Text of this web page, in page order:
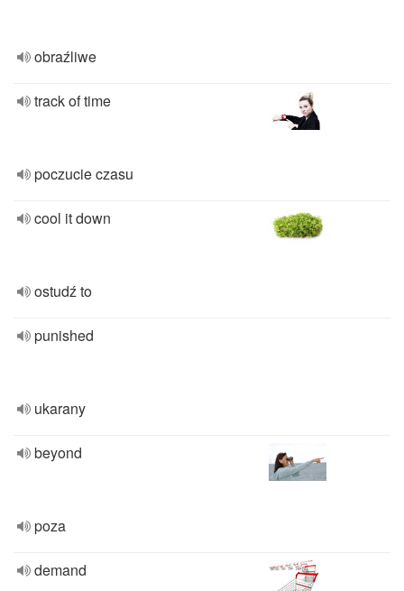
obraźliwe
track of time
poczucie czasu
cool it down
ostudź to
punished
ukarany
beyond
poza
demand